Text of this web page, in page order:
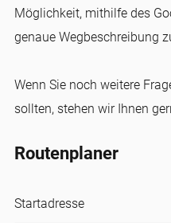
Möglichkeit, mithilfe des
genaue Wegbeschreibung
Wenn Sie noch weitere
sollten, stehen wir Ihnen
Routenplaner
Startadresse